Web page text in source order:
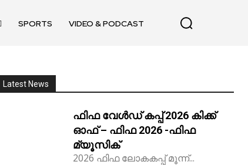
SPORTS VIDEO & PODCAST
Latest News
ഫിഫ വേൾഡ് കപ്പ് 2026 കിക്ക്‌
ഓഫ് – ഫിഫ 2026 -ഫിഫ
മ്യൂസിക്
2026 ഫിഫ ലോകകപ്പ് മൂന്ന്...